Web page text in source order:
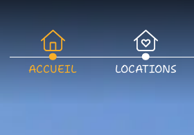
ACCUEIL LOCATIONS